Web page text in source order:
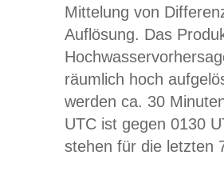
Mittelung von
Auflösung. Das
räumlich hoch
werden ca. 30
UTC ist gegen 0130
stehen für die letzten